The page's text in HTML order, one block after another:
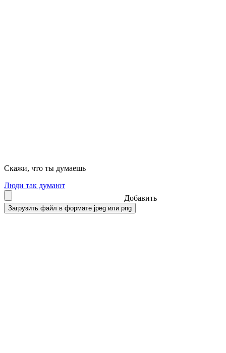
Скажи, что ты думаешь
Люди так думают
Добавить